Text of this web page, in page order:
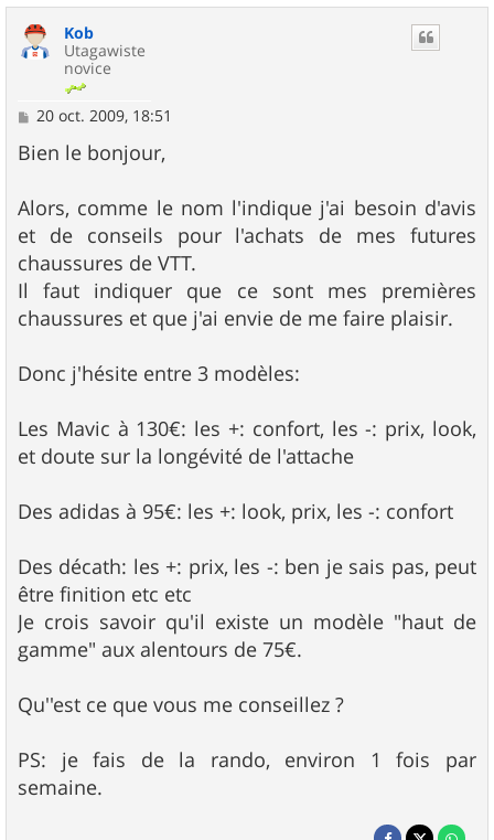
Kob
Utagawiste
novice
M
s
s
g
e
20 oct. 2009, 18:51
Bien le bonjour,
Alors, comme le nom l'indique j'ai besoin d'avis
et de conseils pour l'achats de mes futures
chaussures de VTT.
Il faut indiquer que ce sont mes premières
chaussures et que j'ai envie de me faire plaisir.
Donc j'hésite entre 3 modèles:
Les Mavic à 130€: les +: confort, les -: prix, look,
et doute sur la longévité de l'attache
Des adidas à 95€: les +: look, prix, les -: confort
Des décath: les +: prix, les -: ben je sais pas, peut
être finition etc etc
Je crois savoir qu'il existe un modèle "haut de
gamme" aux alentours de 75€.
Qu''est ce que vous me conseillez ?
PS: je fais de la rando, environ 1 fois par
semaine.